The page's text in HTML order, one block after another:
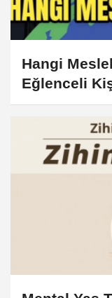
Hangi
Eğlenceli